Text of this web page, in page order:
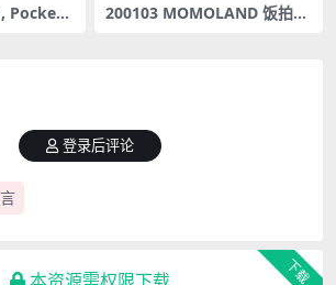
Pocket
200103 MOMOLAND 饭拍秀
登录后评论
下载